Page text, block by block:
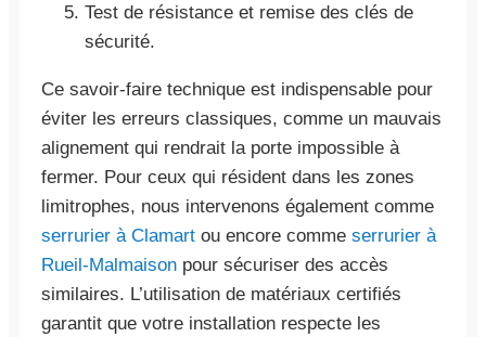
Test de résistance et remise des clés de
sécurité.
Ce savoir-faire technique est indispensable pour
éviter les erreurs classiques, comme un mauvais
alignement qui rendrait la porte impossible à
fermer. Pour ceux qui résident dans les zones
limitrophes, nous intervenons également comme
serrurier à Clamart ou encore comme serrurier à
Rueil-Malmaison pour sécuriser des accès
similaires. L’utilisation de matériaux certifiés
garantit que votre installation respecte les